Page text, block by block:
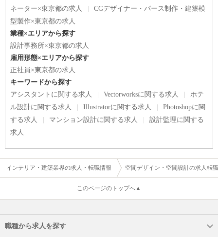
ネーター×東京都の求人
CGデザイナー・パース制作・建築模
型製作×東京都の求人
業種×エリアから探す
設計事務所×東京都の求人
雇用形態×エリアから探す
正社員×東京都の求人
キーワードから探す
アシスタントに関する求人
Vectorworksに関する求人
ホテ
ル設計に関する求人
Illustratorに関する求人
Photoshopに関
する求人
マンション設計に関する求人
設計監理に関する
求人
インテリア・建築業界の求人・転職情報 空間デザイン・空間設計の求人転
このページのトップへ▲
職種から求人を探す